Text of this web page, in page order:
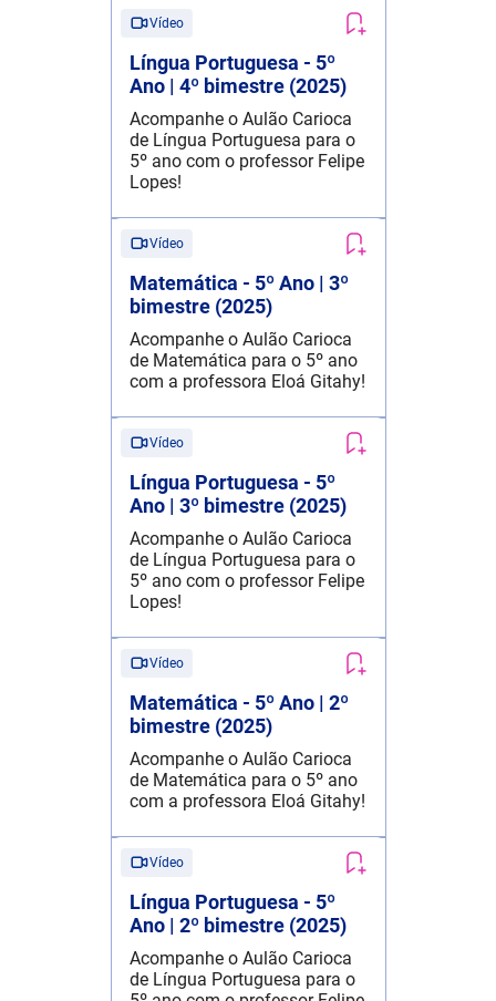
Vídeo
Língua Portuguesa - 5º
Ano | 4º bimestre (2025)
Acompanhe o Aulão Carioca
de Língua Portuguesa para o
5º ano com o professor Felipe
Lopes!
Vídeo
Matemática - 5º Ano | 3º
bimestre (2025)
Acompanhe o Aulão Carioca
de Matemática para o 5º ano
com a professora Eloá Gitahy!
Vídeo
Língua Portuguesa - 5º
Ano | 3º bimestre (2025)
Acompanhe o Aulão Carioca
de Língua Portuguesa para o
5º ano com o professor Felipe
Lopes!
Vídeo
Matemática - 5º Ano | 2º
bimestre (2025)
Acompanhe o Aulão Carioca
de Matemática para o 5º ano
com a professora Eloá Gitahy!
Vídeo
Língua Portuguesa - 5º
Ano | 2º bimestre (2025)
Acompanhe o Aulão Carioca
de Língua Portuguesa para o